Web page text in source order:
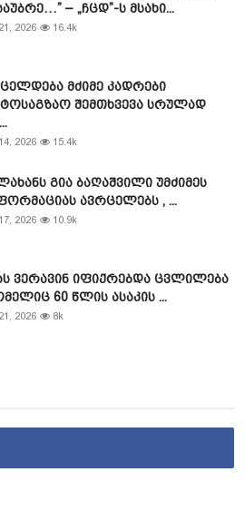
– „ჩცდ”-ს მსახი...
2026 16.4k
მძიმე კადრები
შემთხვევა სრულად
2026 15.4k
გია ბაღაშვილი უმძიმეს
ავრცელებს , ...
2026 10.9k
ვერავინ იფიქრებდა ცვლილება
60 წლის ასაკის ...
2026 8k